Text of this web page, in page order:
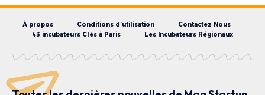
À propos Conditions d’utilisation
Contactez Nous
43 incubateurs Clés à Paris
Les Incubateurs Régionaux